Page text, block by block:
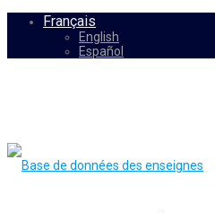
Français
English
Español